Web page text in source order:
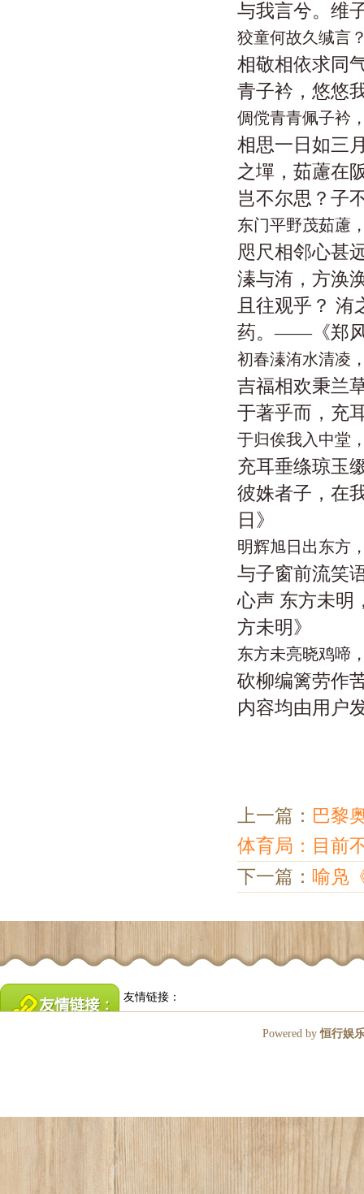
与我言兮。维
狡童何故久缄言
相敬相依求同
青子衿，悠悠
倜傥青青佩子衿
相思一日如三
之墠，茹藘在
岂不尔思？子
东门平野茂茹藘
咫尺相邻心甚
溱与洧，方涣
且往观乎？
药。——《郑
初春溱洧水清凌
吉福相欢秉兰
于著乎而，充
于归俟我入中堂
充耳垂绦琼玉
彼姝者子，在
日》
明辉旭日出东方
与子窗前流笑
心声 东方未明
方未明》
东方未亮晓鸡啼
砍柳编篱劳作
内容均由用户
上一篇： 巴黎
体育局：目前
下一篇： 喻凫
友情链接：
Powered by恒行娱